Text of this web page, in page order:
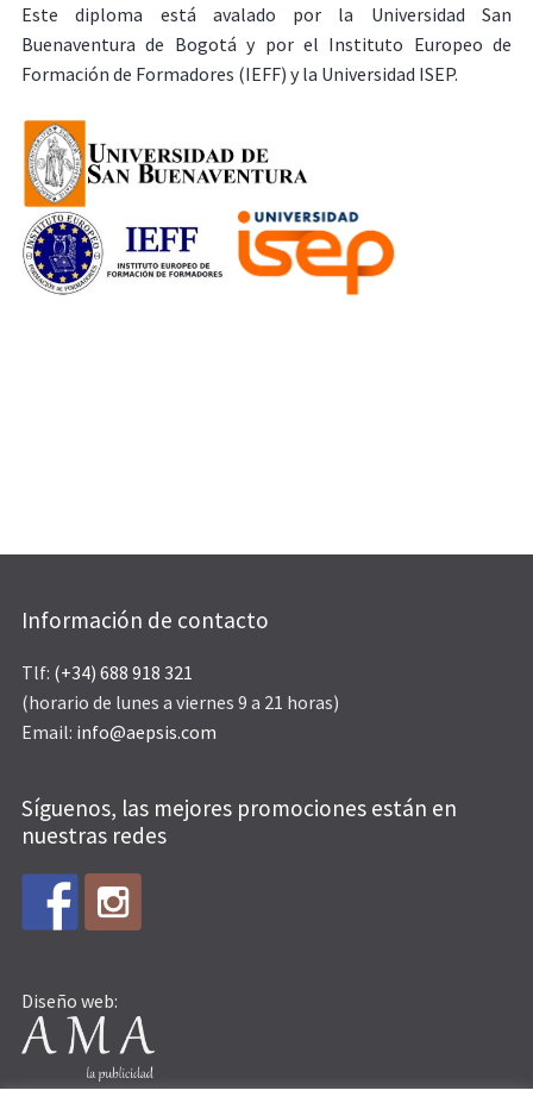
Este diploma está avalado por la Universidad San
Buenaventura de Bogotá y por el Instituto Europeo de
Formación de Formadores (IEFF) y la Universidad ISEP.
Información de contacto
Tlf: (+34) 688 918 321
(horario de lunes a viernes 9 a 21 horas)
Email: info@aepsis.com
Síguenos, las mejores promociones están en
nuestras redes
Diseño web: